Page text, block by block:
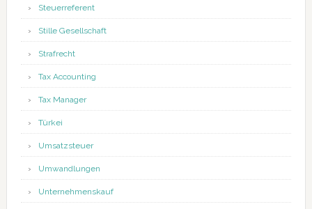
Steuerreferent
Stille Gesellschaft
Strafrecht
Tax Accounting
Tax Manager
Türkei
Umsatzsteuer
Umwandlungen
Unternehmenskauf